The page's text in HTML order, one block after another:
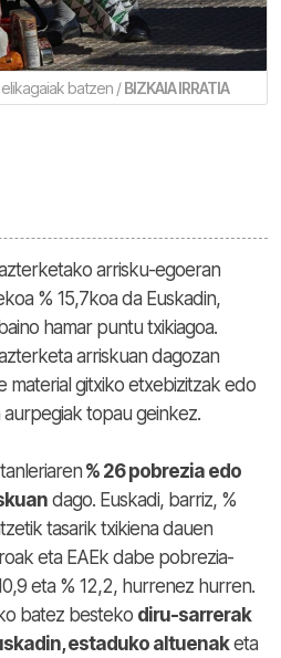
batzen /BIZKAIA IRRATIA
arrisku-egoeran
% 15,7koa da Euskadin,
hamar puntu txikiagoa.
arriskuan dagozan
material gitxiko etxebizitzak edo
topau geinkez.
% 26 pobrezia edo
dago. Euskadi, barriz, %
tasarik txikiena dauen
eta EAEk dabe pobrezia-
eta % 12,2, hurrenez hurren.
batez besteko diru-sarrerak
estaduko altuenaketa